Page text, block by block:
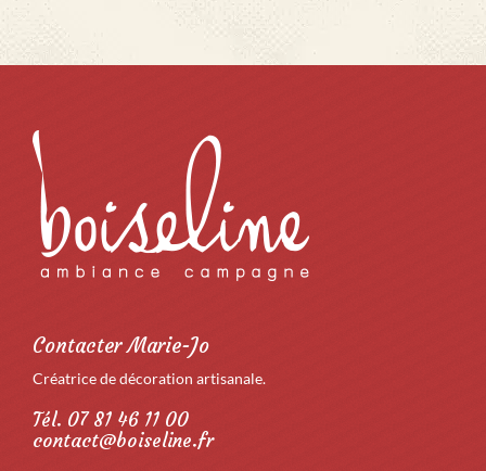
Contacter Marie-Jo
Créatrice de décoration artisanale.
Tél. 07 81 46 11 00
contact@boiseline.fr